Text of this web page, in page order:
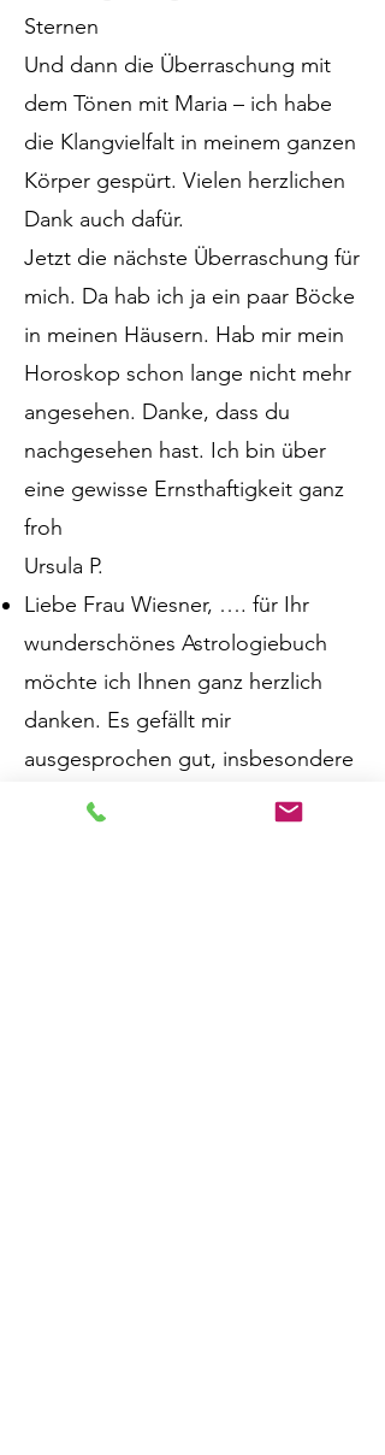
Sternen
Und dann die Überraschung mit
dem Tönen mit Maria – ich habe
die Klangvielfalt in meinem ganzen
Körper gespürt. Vielen herzlichen
Dank auch dafür.
Jetzt die nächste Überraschung für
mich. Da hab ich ja ein paar Böcke
in meinen Häusern. Hab mir mein
Horoskop schon lange nicht mehr
angesehen. Danke, dass du
nachgesehen hast. Ich bin über
eine gewisse Ernsthaftigkeit ganz
froh
Ursula P.
Liebe Frau Wiesner, …. für Ihr
wunderschönes Astrologiebuch
möchte ich Ihnen ganz herzlich
danken. Es gefällt mir
ausgesprochen gut, insbesondere
die Klarheit und die vielen Hilfen,